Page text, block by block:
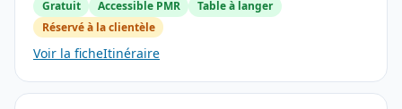
Gratuit Accessible PMR
Table à langer
Réservé à la clientèle
Voir la ficheItinéraire